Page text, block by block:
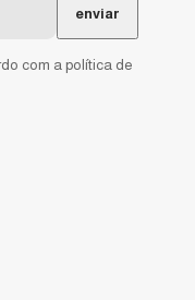
com a política de